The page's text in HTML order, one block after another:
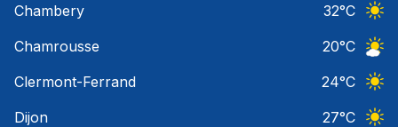
Chambery
32°C
Chamrousse
20°C
Clermont-Ferrand
24°C
Dijon
27°C